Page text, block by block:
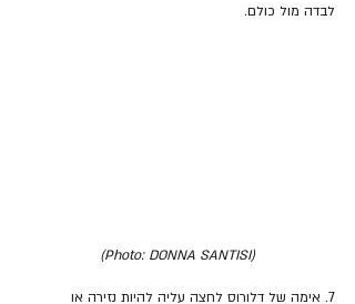
לבדה מול כולם.
(Photo: DONNA SANTISI)
7. אימה של דלורוס לחצה עליה להיות נזירה או